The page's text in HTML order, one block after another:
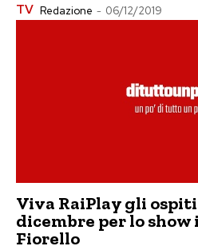
TV Redazione - 06/12/2019
Viva RaiPlay gli
dicembre per lo
Fiorello